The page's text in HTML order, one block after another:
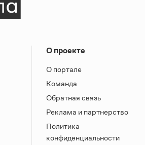
О проекте
О портале
Команда
Обратная связь
Реклама и партнерство
Политика
конфиденциальности